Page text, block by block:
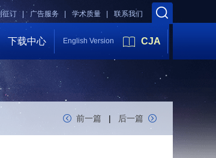
联系我们
学术质量 |
广告服务 |
征订 |
下载中心 English Version CJA
前一篇 | 后一篇